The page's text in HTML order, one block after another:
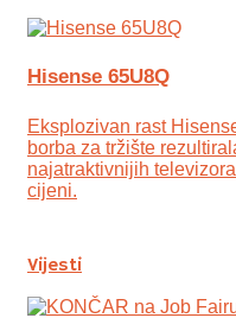
Hisense 65U8Q
Eksplozivan rast
borba za tržište
najatraktivnijih
cijeni.
Vijesti